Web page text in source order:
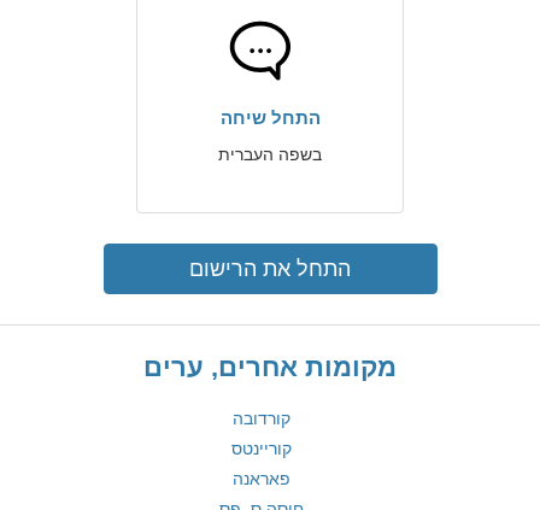
התחל שיחה
בשפה העברית
התחל את הרישום
מקומות אחרים, ערים
קורדובה
קוריינטס
פאראנה